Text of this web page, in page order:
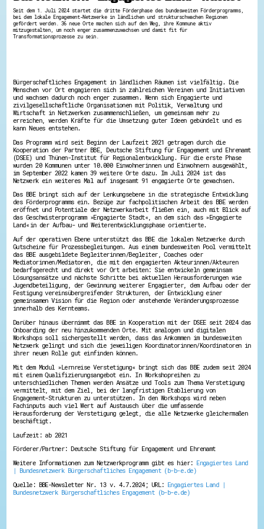
Hessen hilft Ukraine
Zeig uns dein Ehrenamt
Ausgezeichnete Projekte
Menschen des Respekts
SHARE IT: Teile deine Infos!
Gestalte dein Ehrenamt
Engagement-Lotsen
Crowdfunding - Viele schaffen mehr
Förderprogramme
Ehrentag
Freiwilligenmanagement
Hessen engagiert - Digitale Themenabende
Kompetenznachweis Hessen
Zeugnisbeiblatt
Service-Learning
Mach dich schlau
GEMA-Pakt
Di@-Lotsen in Hessen
Energiepreiskrise und Ehrenamt
Flüchtlingshilfe + Integration
Generationsübergreifend aktiv
Patenschaftsprojekte
Stiftungen
Vereine, Spenden, Steuern - Gut zu Wissen
Versicherungsschutz
Wissenswertes rund um dein Ehrenamt
Service
Suche
Downloads
Kontakt
Barriere melden
Seit dem 1. Juli 2024 startet die dritte Förderphase des bundesweiten Förderprogramms,
bei dem lokale Engagement-Netzwerke in ländlichen und strukturschwachen Regionen
gefördert werden. 36 neue Orte machen sich auf den Weg, ihre Kommune aktiv
mitzugestalten, um noch enger zusammenzuwachsen und damit fit für
Transformationsprozesse zu sein.
Bürgerschaftliches Engagement in ländlichen Räumen ist vielfältig. Die
Menschen vor Ort engagieren sich in zahlreichen Vereinen und Initiativen
und wachsen dadurch noch enger zusammen. Wenn sich Engagierte und
zivilgesellschaftliche Organisationen mit Politik, Verwaltung und
Wirtschaft in Netzwerken zusammenschließen, um gemeinsam mehr zu
erreichen, werden Kräfte für die Umsetzung guter Ideen gebündelt und es
kann Neues entstehen.
Das Programm wird seit Beginn der Laufzeit 2021 getragen durch die
Kooperation der Partner BBE, Deutsche Stiftung für Engagement und Ehrenamt
(DSEE) und Thünen-Institut für Regionalentwicklung. Für die erste Phase
wurden 20 Kommunen unter 10.000 Einwohnerinnen und Einwohnern ausgewählt,
im September 2022 kamen 39 weitere Orte dazu. Im Juli 2024 ist das
Netzwerk ein weiteres Mal auf insgesamt 91 engagierte Orte gewachsen.
Das BBE bringt sich auf der Lenkungsebene in die strategische Entwicklung
des Förderprogramms ein. Bezüge zur fachpolitischen Arbeit des BBE werden
eröffnet und Potentiale der Netzwerkarbeit fließen ein, auch mit Blick auf
das Geschwisterprogramm »Engagierte Stadt«, an dem sich das »Engagierte
Land« in der Aufbau- und Weiterentwicklungsphase orientierte.
Auf der operativen Ebene unterstützt das BBE die lokalen Netzwerke durch
Gutscheine für Prozessbegleitungen. Aus einem bundesweiten Pool vermittelt
das BBE ausgebildete Begleiterinnen/Begleiter, Coaches oder
Mediatorinnen/Mediatoren, die mit den engagierten Akteurinnen/Akteuren
bedarfsgerecht und direkt vor Ort arbeiten: Sie entwickeln gemeinsam
Lösungsansätze und nächste Schritte bei aktuellen Herausforderungen wie
Jugendbeteiligung, der Gewinnung weiterer Engagierter, dem Aufbau oder der
Festigung vereinsübergreifender Strukturen, der Entwicklung einer
gemeinsamen Vision für die Region oder anstehende Veränderungsprozesse
innerhalb des Kernteams.
Darüber hinaus übernimmt das BBE in Kooperation mit der DSEE seit 2024 das
Onboarding der neu hinzukommenden Orte. Mit analogen und digitalen
Workshops soll sichergestellt werden, dass das Ankommen im bundesweiten
Netzwerk gelingt und sich die jeweiligen Koordinatorinnen/Koordinatoren in
ihrer neuen Rolle gut einfinden können.
Mit dem Modul »Lernreise Verstetigung« bringt sich das BBE zudem seit 2024
mit einem Qualifizierungsangebot ein. In Workshopreihen zu
unterschiedlichen Themen werden Ansätze und Tools zum Thema Verstetigung
vermittelt, mit dem Ziel, bei der langfristigen Etablierung von
Engagement-Strukturen zu unterstützen. In den Workshops wird neben
Fachinputs auch viel Wert auf Austausch über die umfassende
Herausforderung der Verstetigung gelegt, die alle Netzwerke gleichermaßen
beschäftigt.
Laufzeit: ab 2021
Förderer/Partner: Deutsche Stiftung für Engagement und Ehrenamt
Weitere Informationen zum Netzwerkprogramm gibt es hier: Engagiertes Land
| Bundesnetzwerk Bürgerschaftliches Engagement (b-b-e.de)
Quelle: BBE-Newsletter Nr. 13 v. 4.7.2024; URL: Engagiertes Land |
Bundesnetzwerk Bürgerschaftliches Engagement (b-b-e.de)